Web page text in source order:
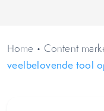
Home • Content
veelbelovende tool